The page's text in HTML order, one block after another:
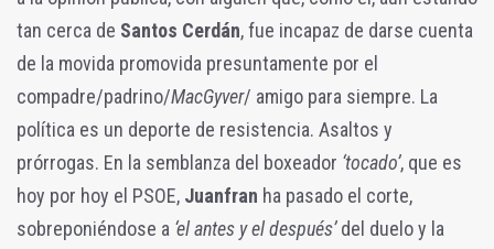
tan cerca de Santos Cerdán, fue incapaz de darse cuenta
de la movida promovida presuntamente por el
compadre/padrino/MacGyver/ amigo para siempre. La
política es un deporte de resistencia. Asaltos y
prórrogas. En la semblanza del boxeador ‘tocado’, que es
hoy por hoy el PSOE, Juanfran ha pasado el corte,
sobreponiéndose a ‘el antes y el después’del duelo y la